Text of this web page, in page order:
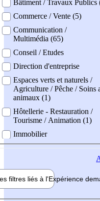
Bâtiment / Travaux Publics
Commerce / Vente (5)
Communication /
Multimédia (65)
Conseil / Etudes
Direction d'entreprise
Espaces verts et naturels /
Agriculture / Pêche / Soins
animaux (1)
Hôtellerie - Restauration /
Tourisme / Animation (1)
Immobilier
filtres liés à l'Expérience